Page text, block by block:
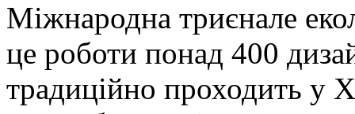
Міжнародна триєнале
це роботи понад 400
традиційно проходить у